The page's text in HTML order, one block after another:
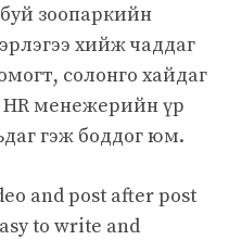
зоопаркийн
хийж чаддаг
солонго хайдаг
HR менежерийн үр
гэж боддог юм.
and post after post
to write and